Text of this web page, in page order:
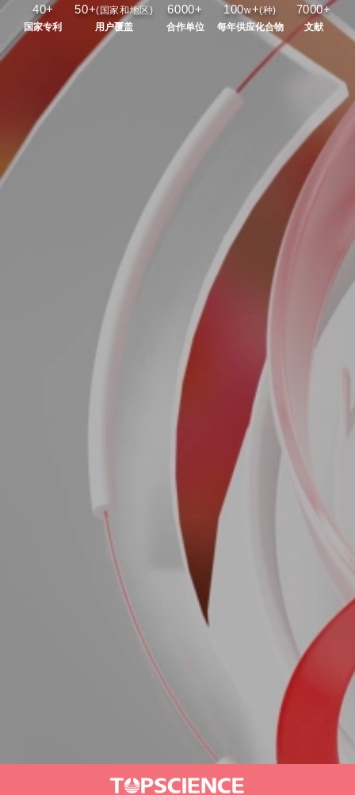
40+
国家专利
50+(国家和地区)
用户覆盖
6000+
合作单位
100w+(种)
每年供应化合物
7000+
文献